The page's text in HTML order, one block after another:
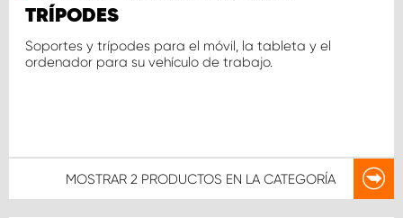
TRÍPODES
Soportes y trípodes para el móvil, la tableta y el
ordenador para su vehículo de trabajo.
MOSTRAR 2 PRODUCTOS EN LA CATEGORÍA